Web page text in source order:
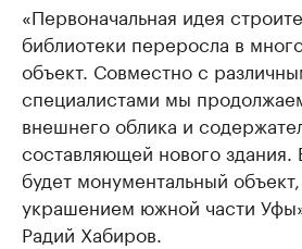
«Первоначальная идея
библиотеки переросла в
объект. Совместно с
специалистами мы
внешнего облика и
составляющей нового
будет монументальный
украшением южной части
Радий Хабиров.